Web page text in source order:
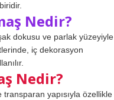
Nedir?
dokusu ve parlak yüzeyiyle
iç dekorasyon
Nedir?
yapısıyla özellikle